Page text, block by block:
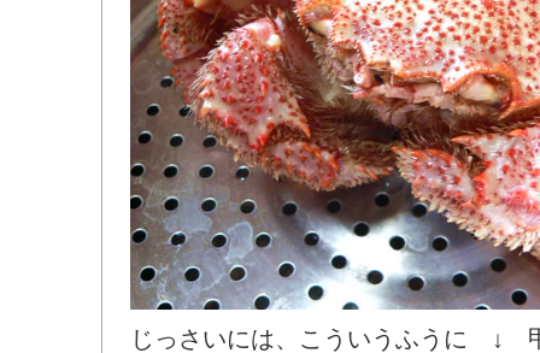
じっさいには、こういうふうに ↓